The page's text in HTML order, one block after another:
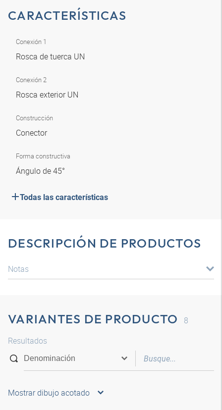
CARACTERÍSTICAS
Conexión 1
Rosca de tuerca UN
Conexión 2
Rosca exterior UN
Construcción
Conector
Forma constructiva
Ángulo de 45°
Todas las características
DESCRIPCIÓN DE PRODUCTOS
Notas
VARIANTES DE PRODUCTO
8
Resultados
Mostrar dibujo acotado